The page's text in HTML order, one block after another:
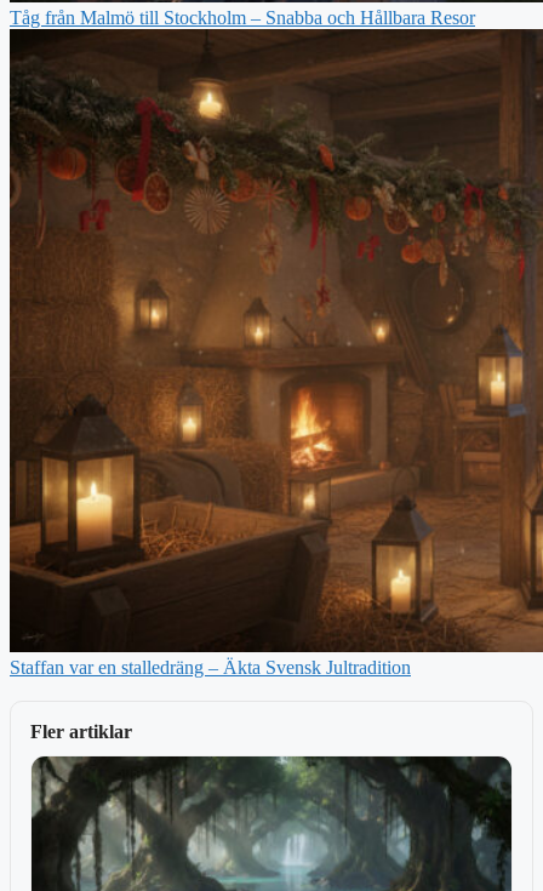
Tåg från Malmö till Stockholm – Snabba och Hållbara Resor
Staffan var en stalledräng – Äkta Svensk Jultradition
Fler artiklar